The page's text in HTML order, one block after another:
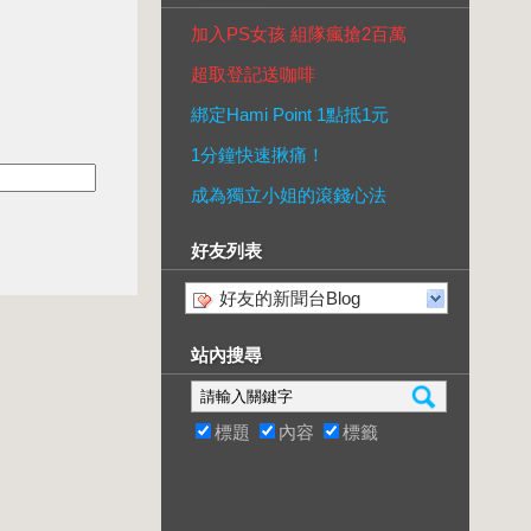
加入PS女孩 組隊瘋搶2百萬
超取登記送咖啡
綁定Hami Point 1點抵1元
1分鐘快速揪痛！
成為獨立小姐的滾錢心法
好友列表
好友的新聞台Blog
站內搜尋
標題 內容 標籤